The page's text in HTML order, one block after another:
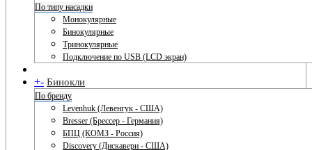
По типу насадки
Монокулярные
Бинокулярные
Тринокулярные
Подключение по USB (LCD экран)
+- Бинокли
По бренду
Levenhuk (Левенгук - США)
Bresser (Брессер - Германия)
БПЦ (КОМЗ - Россия)
Discovery (Дискавери - США)